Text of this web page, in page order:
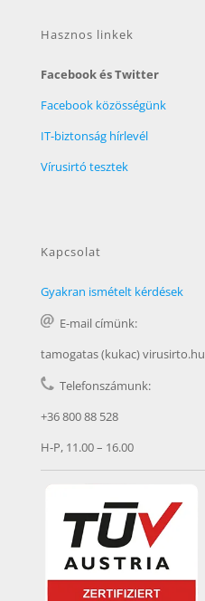
Hasznos linkek
Facebook és Twitter
Facebook közösségünk
IT-biztonság hírlevél
Vírusirtó tesztek
Kapcsolat
Gyakran ismételt kérdések
E-mail címünk:
tamogatas (kukac) virusirto.hu
Telefonszámunk:
+36 800 88 528
H-P, 11.00 – 16.00